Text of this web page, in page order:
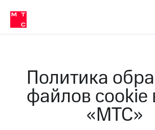
связь
Сервисы и подписки
30% на связь
кабинеты
Мобильная
и
ТВ
Спутниковое
в МТС
Услуги
Политика
файлов
«МТС»